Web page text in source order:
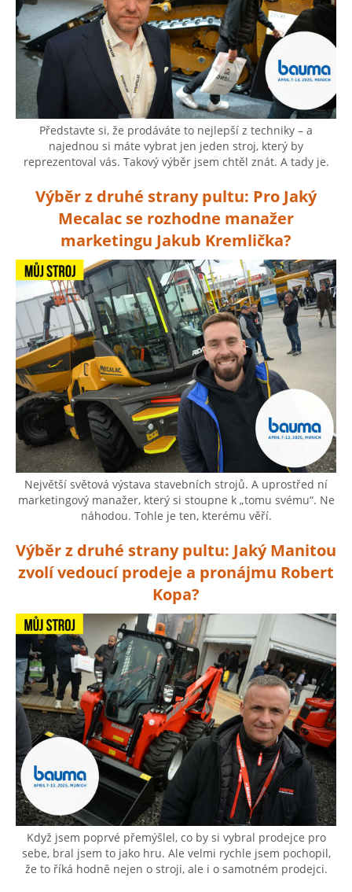
Představte si, že prodáváte to nejlepší z techniky – a
najednou si máte vybrat jen jeden stroj, který by
reprezentoval vás. Takový výběr jsem chtěl znát. A tady je.
Výběr z druhé strany pultu: Pro Jaký
Mecalac se rozhodne manažer
marketingu Jakub Kremlička?
Největší světová výstava stavebních strojů. A uprostřed ní
marketingový manažer, který si stoupne k „tomu svému“. Ne
náhodou. Tohle je ten, kterému věří.
Výběr z druhé strany pultu: Jaký Manitou
zvolí vedoucí prodeje a pronájmu Robert
Kopa?
Když jsem poprvé přemýšlel, co by si vybral prodejce pro
sebe, bral jsem to jako hru. Ale velmi rychle jsem pochopil,
že to říká hodně nejen o stroji, ale i o samotném prodejci.